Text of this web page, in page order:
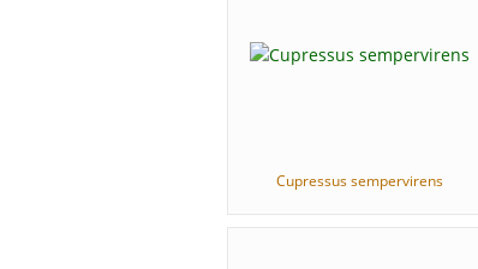
Cupressus sempervirens